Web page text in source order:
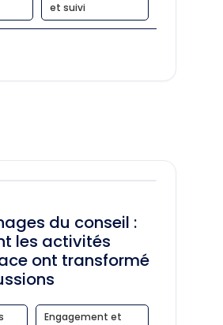
et suivi
du conseil :
les activités
ont transformé
Engagement et